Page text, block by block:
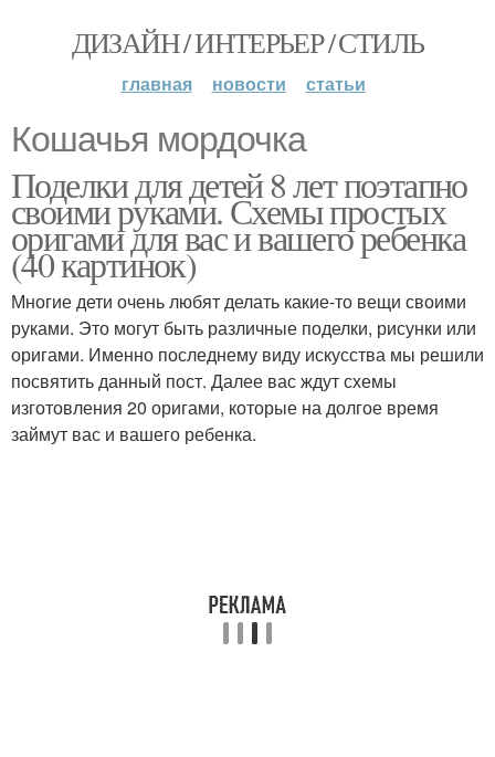
ДИЗАЙН / ИНТЕРЬЕР / СТИЛЬ
главная новости статьи
Кошачья мордочка
Поделки для детей 8 лет поэтапно
своими руками. Схемы простых
оригами для вас и вашего ребенка
(40 картинок)
Многие дети очень любят делать какие-то вещи своими
руками. Это могут быть различные поделки, рисунки или
оригами. Именно последнему виду искусства мы решили
посвятить данный пост. Далее вас ждут схемы
изготовления 20 оригами, которые на долгое время
займут вас и вашего ребенка.